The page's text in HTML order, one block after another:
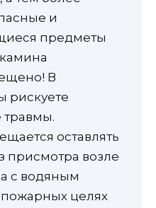
и
предметы
В
рискуете
травмы.
оставлять
присмотра возле
с водяным
целях